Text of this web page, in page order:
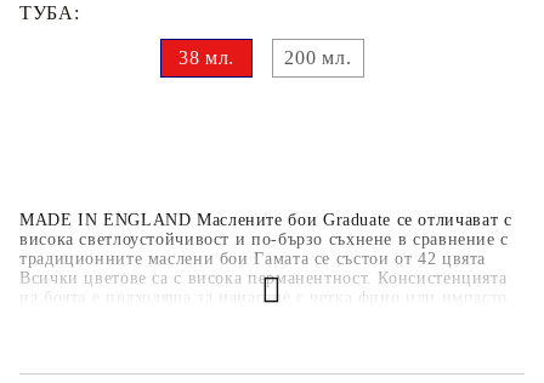
MADE IN ENGLAND Маслените бои Graduate се отличават с
висока светлоустойчивост и по-бързо съхнене в сравнение с
традиционните маслени бои Гамата се състои от 42 цвята
Всички цветове са с висока перманентност. Консистенцията
на боята е подходяща за нанасяне с четка фино или импасто.
ТУБА:
38 мл. 200 мл.